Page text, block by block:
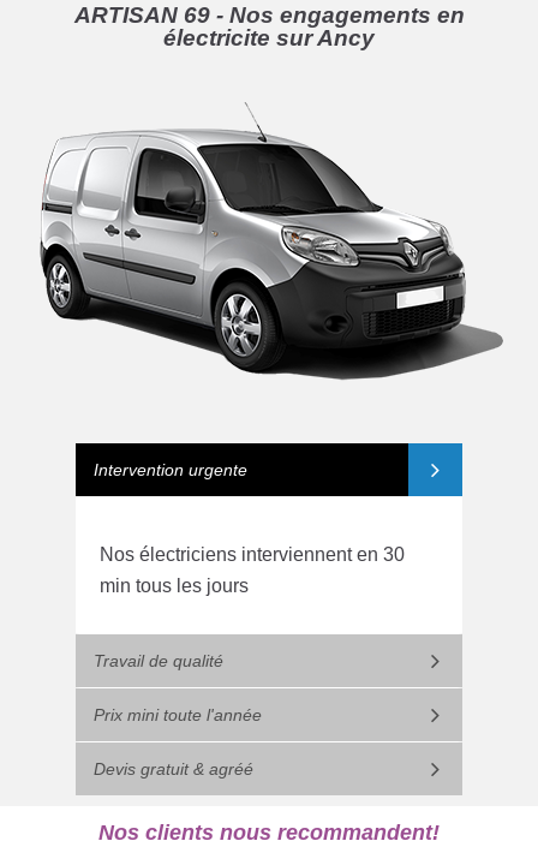
ARTISAN 69 - Nos engagements en
électricite sur Ancy
Intervention urgente
Nos électriciens interviennent en 30
min tous les jours
Travail de qualité
Prix mini toute l'année
Devis gratuit & agréé
Nos clients nous recommandent!